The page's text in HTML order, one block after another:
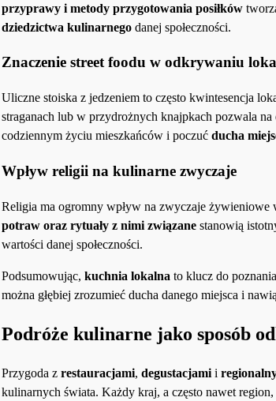
przyprawy i metody przygotowania posiłków
dziedzictwa kulinarnego danej społeczności.
Znaczenie street foodu w odkrywaniu
Uliczne stoiska z jedzeniem to często kwintesencja
straganach lub w przydrożnych knajpkach pozwala
codziennym życiu mieszkańców i poczuć ducha
Wpływ religii na kulinarne zwyczaje
Religia ma ogromny wpływ na zwyczaje żywieniowe
potraw oraz rytuały z nimi związane stanowią
wartości danej społeczności.
Podsumowując, kuchnia lokalna to klucz do
można głębiej zrozumieć ducha danego miejsca i
Podróże kulinarne jako sposób
Przygoda z restauracjami, degustacjami i
kulinarnych świata. Każdy kraj, a często nawet